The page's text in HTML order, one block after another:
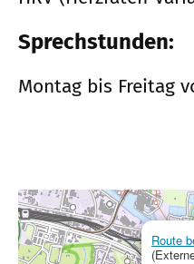
Sprechstunden:
Montag bis Freitag
Route